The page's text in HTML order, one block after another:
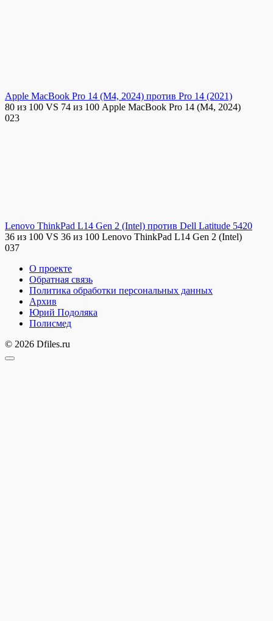
Apple MacBook Pro 14 (M4, 2024) против Pro 14 (2021)
80 из 100 VS 74 из 100 Apple MacBook Pro 14 (M4, 2024)
023
Lenovo ThinkPad L14 Gen 2 (Intel) против Dell Latitude 5420
36 из 100 VS 36 из 100 Lenovo ThinkPad L14 Gen 2 (Intel)
037
О проекте
Обратная связь
Политика обработки персональных данных
Архив
Юрий Подоляка
Полисмед
© 2026 Dfiles.ru